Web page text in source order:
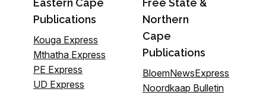
Eastern Cape
Publications
Kouga Express
Mthatha Express
PE Express
UD Express
Free State &
Northern
Cape
Publications
BloemNewsExpress
Noordkaap Bulletin